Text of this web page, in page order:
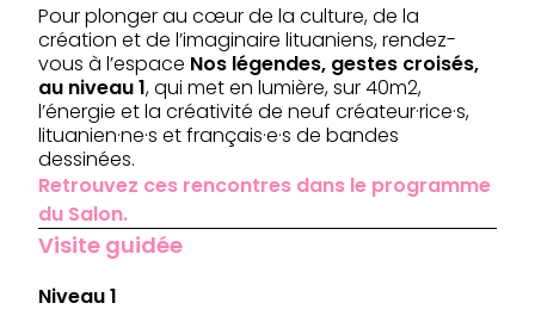
Pour plonger au cœur de la culture, de la
création et de l’imaginaire lituaniens, rendez-
vous à l’espace Nos légendes, gestes croisés,
au niveau 1, qui met en lumière, sur 40m2,
l’énergie et la créativité de neuf créateur·rice·s,
lituanien·ne·s et français·e·s de bandes
dessinées.
Retrouvez ces rencontres dans le programme
du Salon.
Visite guidée
Niveau 1